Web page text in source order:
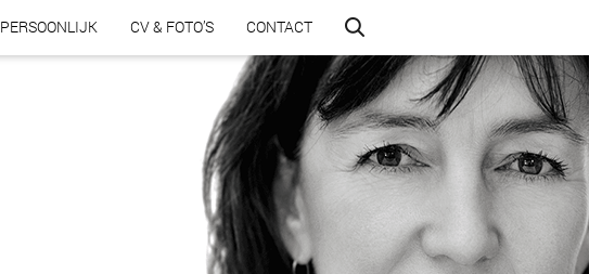
PERSOONLIJK CV & FOTO’S CONTACT